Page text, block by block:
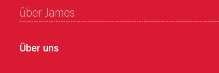
über James
Über uns